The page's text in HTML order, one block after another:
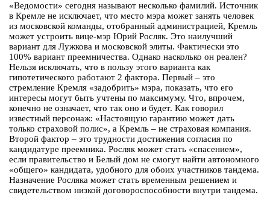
«Ведомости» сегодня называют несколько фамилий. Источник
в Кремле не исключает, что место мэра может занять человек
из московской команды, отобранный администрацией, Кремль
может устроить вице-мэр Юрий Росляк. Это наилучший
вариант для Лужкова и московской элиты. Фактически это
100% вариант преемничества. Однако насколько он реален?
Нельзя исключать, что в пользу этого варианта как
гипотетического работают 2 фактора. Первый – это
стремление Кремля «задобрить» мэра, показать, что его
интересы могут быть учтены по максимуму. Что, впрочем,
конечно не означает, что так оно и будет. Как говорил
известный персонаж: «Настоящую гарантию может дать
только страховой полис», а Кремль – не страховая компания.
Второй фактор – это трудности достижения согласия по
кандидатуре преемника. Росляк может стать «спасением»,
если правительство и Белый дом не смогут найти автономного
«общего» кандидата, удобного для обоих участников тандема.
Назначение Росляка может стать временным решением и
свидетельством низкой договороспособности внутри тандема.